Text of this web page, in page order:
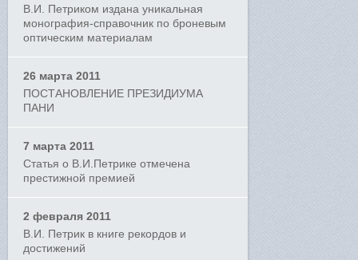
В.И. Петриком издана уникальная
монография-справочник по броневым
оптическим материалам
26 марта 2011
ПОСТАНОВЛЕНИЕ ПРЕЗИДИУМА
ПАНИ
7 марта 2011
Статья о В.И.Петрике отмечена
престижной премией
2 февраля 2011
В.И. Петрик в книге рекордов и
достижений